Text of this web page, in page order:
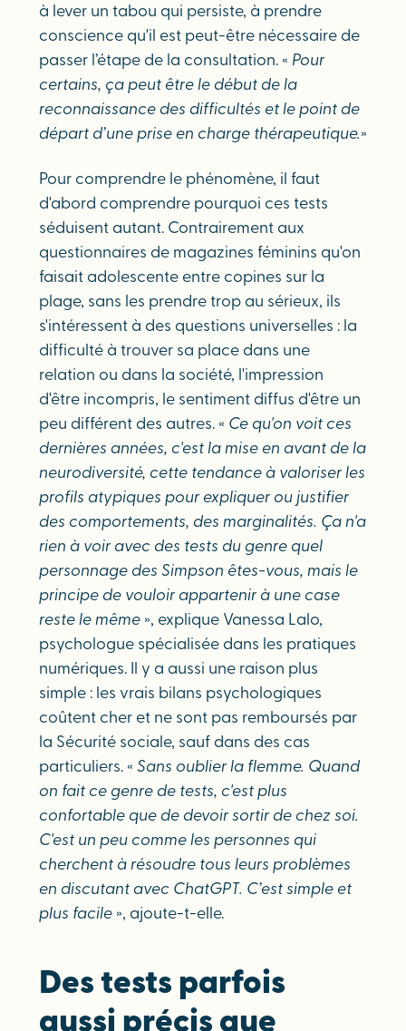
à lever un tabou qui persiste, à prendre
conscience qu'il est peut-être nécessaire de
passer l’étape de la consultation. « Pour
certains, ça peut être le début de la
reconnaissance des difficultés et le point de
départ d’une prise en charge thérapeutique.»
Pour comprendre le phénomène, il faut
d'abord comprendre pourquoi ces tests
séduisent autant. Contrairement aux
questionnaires de magazines féminins qu'on
faisait adolescente entre copines sur la
plage, sans les prendre trop au sérieux, ils
s'intéressent à des questions universelles : la
difficulté à trouver sa place dans une
relation ou dans la société, l'impression
d'être incompris, le sentiment diffus d'être un
peu différent des autres. « Ce qu'on voit ces
dernières années, c'est la mise en avant de la
neurodiversité, cette tendance à valoriser les
profils atypiques pour expliquer ou justifier
des comportements, des marginalités. Ça n'a
rien à voir avec des tests du genre quel
personnage des Simpson êtes-vous, mais le
principe de vouloir appartenir à une case
reste le même», explique Vanessa Lalo,
psychologue spécialisée dans les pratiques
numériques. Il y a aussi une raison plus
simple : les vrais bilans psychologiques
coûtent cher et ne sont pas remboursés par
la Sécurité sociale, sauf dans des cas
particuliers. « Sans oublier la flemme. Quand
on fait ce genre de tests, c'est plus
confortable que de devoir sortir de chez soi.
C'est un peu comme les personnes qui
cherchent à résoudre tous leurs problèmes
en discutant avec ChatGPT. C’est simple et
plus facile », ajoute-t-elle.
Des tests parfois
aussi précis que